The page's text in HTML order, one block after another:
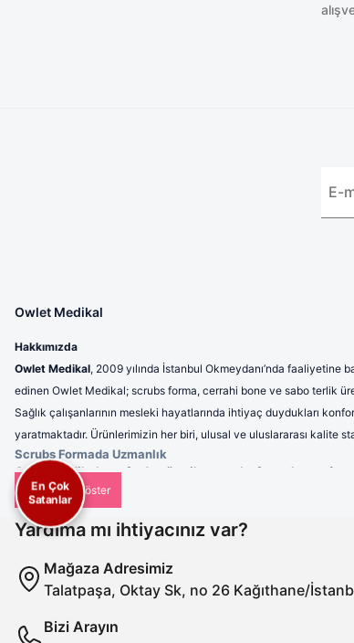
Owlet Medikal
Hakkımızda
Owlet Medikal, 2009 yılında İstanbul Okmeydanı’nda
edinen Owlet Medikal; scrubs forma, cerrahi bone ve sabo terlik
Sağlık çalışanlarının mesleki hayatlarında ihtiyaç duydukları
yaratmaktadır. Ürünlerimizin her biri, ulusal ve uluslararası kalite
Scrubs Formada Uzmanlık
Owlet Medikal tarafından üretilen scrubs formalar
; nefes
profesyonel bir görünüm sunulmaktadır. Ergonomik
Cerrahi Bonelerde Hijyen ve Rahatlık
Hijyenin en kritik unsurlardan biri olduğu sağlık
kullanımlarda dahi maksimum konfor sunar. Tek renk
Uzun saatler boyunca ayakta çalışan sağlık personeli için
azaltan ve dayanıklılığıyla uzun ömürlü kullanım sağlayan
Owlet Medikal’in misyonu; sağlık çalışanlarının
Yardıma mı ihtiyacınız var?
Mağaza Adresimiz
Talatpaşa, Oktay Sk, no 26 Kağıthane/
Bizi Arayın
En Çok
Satanlar